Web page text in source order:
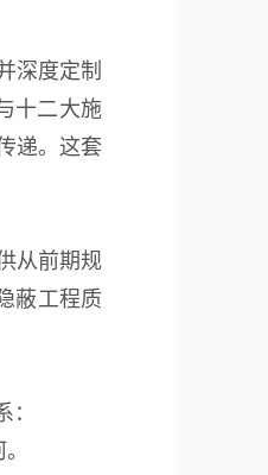
深度定制
十二大施
递。这套
从前期规
蔽工程质